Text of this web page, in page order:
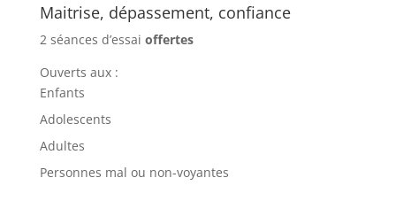
Maitrise, dépassement, confiance
2 séances d’essai offertes
Ouverts aux :
Enfants
Adolescents
Adultes
Personnes mal ou non-voyantes